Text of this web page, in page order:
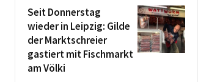
Seit Donnerstag
wieder in Leipzig: Gilde
der Marktschreier
gastiert mit Fischmarkt
am Völki